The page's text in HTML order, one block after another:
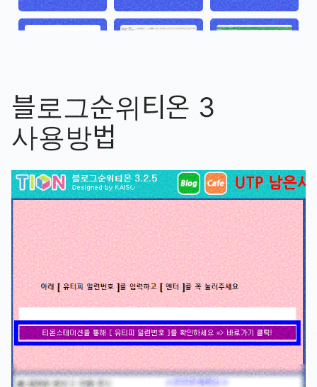
블로그순위티온 3
사용방법